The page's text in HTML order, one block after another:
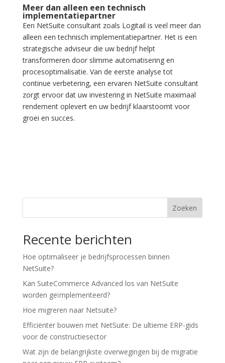
Meer dan alleen een technisch
implementatiepartner
Een NetSuite consultant zoals Logitail is veel meer dan
alleen een technisch implementatiepartner. Het is een
strategische adviseur die uw bedrijf helpt
transformeren door slimme automatisering en
procesoptimalisatie. Van de eerste analyse tot
continue verbetering, een ervaren NetSuite consultant
zorgt ervoor dat uw investering in NetSuite maximaal
rendement oplevert en uw bedrijf klaarstoomt voor
groei en succes.
Zoeken
Recente berichten
Hoe optimaliseer je bedrijfsprocessen binnen
NetSuite?
Kan SuiteCommerce Advanced los van NetSuite
worden geïmplementeerd?
Hoe migreren naar Netsuite?
Efficiënter bouwen met NetSuite: De ultieme ERP-gids
voor de constructiesector
Wat zijn de belangrijkste overwegingen bij de migratie